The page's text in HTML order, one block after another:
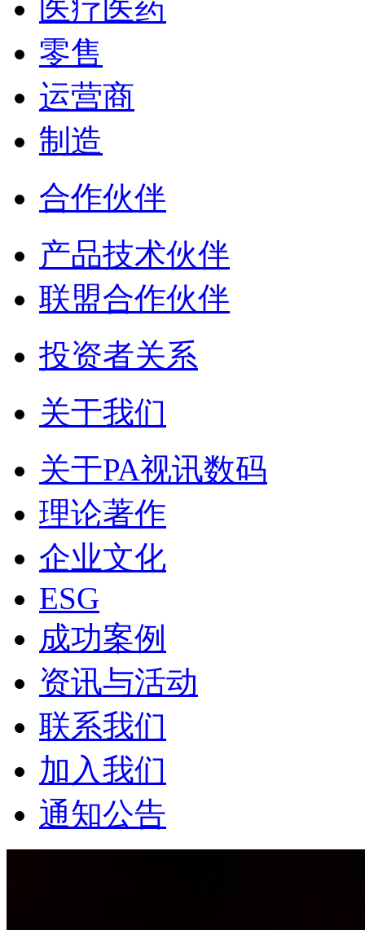
医疗医药
零售
运营商
制造
合作伙伴
产品技术伙伴
联盟合作伙伴
投资者关系
关于我们
关于PA视讯数码
理论著作
企业文化
ESG
成功案例
资讯与活动
联系我们
加入我们
通知公告